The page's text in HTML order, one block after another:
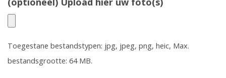
Toegestane bestandstypen: jpg, jpeg, png, heic, Max.
bestandsgrootte: 64 MB.